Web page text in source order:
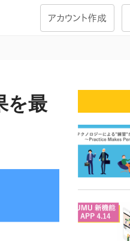
ラットフォーム
、実践に役立つナレッジで
く寄せられるご質問にお答えし
アカウント作成
を最